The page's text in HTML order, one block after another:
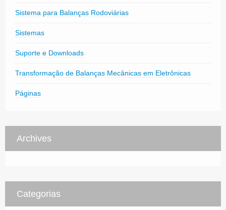
Sistema para Balanças Rodoviárias
Sistemas
Suporte e Downloads
Transformação de Balanças Mecânicas em Eletrônicas
Páginas
Archives
Categorias